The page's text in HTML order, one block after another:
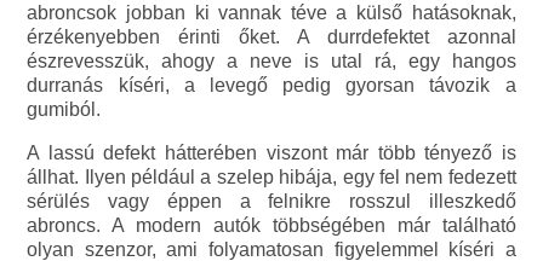
abroncsok jobban ki vannak téve a külső hatásoknak,
érzékenyebben érinti őket. A durrdefektet azonnal
észrevesszük, ahogy a neve is utal rá, egy hangos
durranás kíséri, a levegő pedig gyorsan távozik a
gumiból.
A lassú defekt hátterében viszont már több tényező is
állhat. Ilyen például a szelep hibája, egy fel nem fedezett
sérülés vagy éppen a felnikre rosszul illeszkedő
abroncs. A modern autók többségében már található
olyan szenzor, ami folyamatosan figyelemmel kíséri a